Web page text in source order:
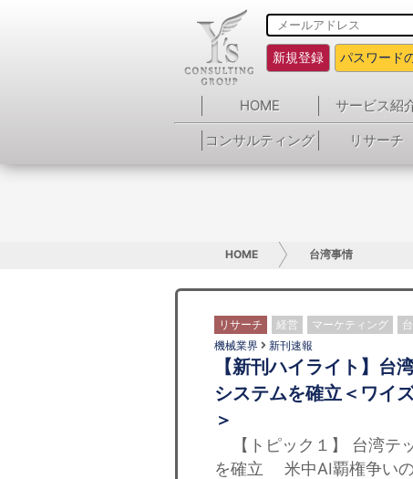
新規登録 パスワード
HOME サービス紹
コンサルティング
リサーチ
HOME 台湾事情
リサーチ 経営 マーケティング
機械業界 新刊速報
【新刊ハイライト】台
システムを確立＜ワイ
＞
【トピック１】 台湾テ
を確立 米中AI覇権争いの